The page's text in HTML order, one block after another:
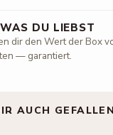
DU LIEBST
dir den Wert der Box
— garantiert.
AUCH GEFALLEN